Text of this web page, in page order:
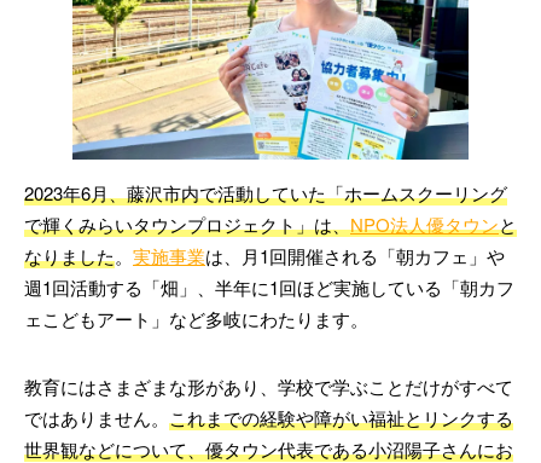
2023年6月、藤沢市内で活動していた「ホームスクーリング
で輝くみらいタウンプロジェクト」は、NPO法人優タウンと
なりました。 実施事業は、月1回開催される「朝カフェ」や
週1回活動する「畑」、半年に1回ほど実施している「朝カフ
ェこどもアート」など多岐にわたります。
教育にはさまざまな形があり、学校で学ぶことだけがすべて
ではありません。 これまでの経験や障がい福祉とリンクする
世界観などについて、優タウン代表である小沼陽子さんにお